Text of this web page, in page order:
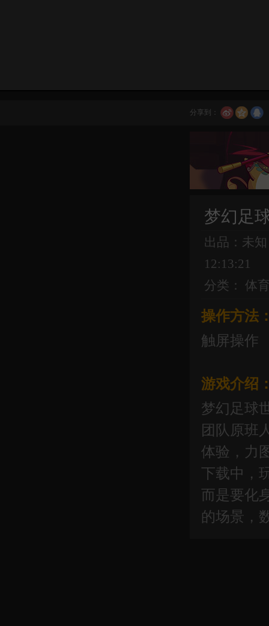
分享到：
梦幻足
出品：未知
12:13:21
分类： 体
操作方法
触屏操作
游戏介绍
梦幻足球
团队原班
体验，力
下载中
而是要化
的场景，